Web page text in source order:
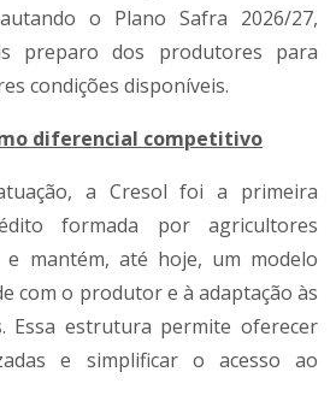
o Plano Safra 2026/27,
preparo dos produtores para
condições disponíveis.
diferencial competitivo
a Cresol foi a primeira
formada por agricultores
mantém, até hoje, um modelo
com o produtor e à adaptação às
Essa estrutura permite oferecer
e simplificar o acesso ao